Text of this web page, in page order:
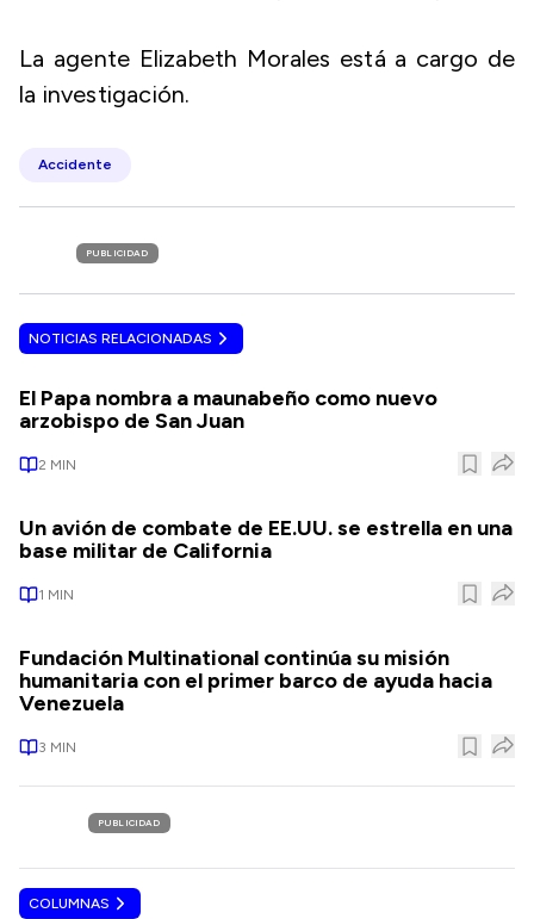
La agente Elizabeth Morales está a cargo de
la investigación.
Accidente
PUBLICIDAD
NOTICIAS RELACIONADAS
El Papa nombra a maunabeño como nuevo
arzobispo de San Juan
2 MIN
Un avión de combate de EE.UU. se estrella en una
base militar de California
1 MIN
Fundación Multinational continúa su misión
humanitaria con el primer barco de ayuda hacia
Venezuela
3 MIN
PUBLICIDAD
COLUMNAS